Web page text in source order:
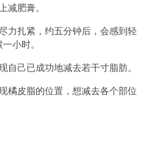
肥膏。
扎紧，约五分钟后，会感到轻
小时。
己已成功地减去若干寸脂肪。
皮脂的位置，想减去各个部位